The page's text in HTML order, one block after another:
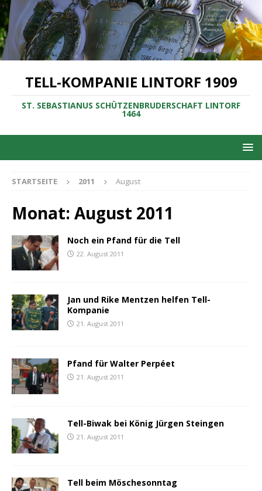
TELL-KOMPANIE LINTORF 1909
ST. SEBASTIANUS SCHÜTZENBRUDERSCHAFT LINTORF
1464
STARTSEITE 2011 August
Monat: August 2011
Noch ein Pfand für die Tell
22. August 2011
Jan und Rike Mentzen helfen Tell-
Kompanie
21. August 2011
Pfand für Walter Perpéet
21. August 2011
Tell-Biwak bei König Jürgen Steingen
21. August 2011
Tell beim Möschesonntag